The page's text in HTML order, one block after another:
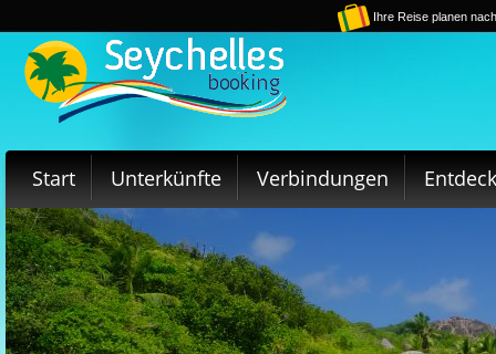
Ihre Reise planen
Start Unterkünfte Verbindungen